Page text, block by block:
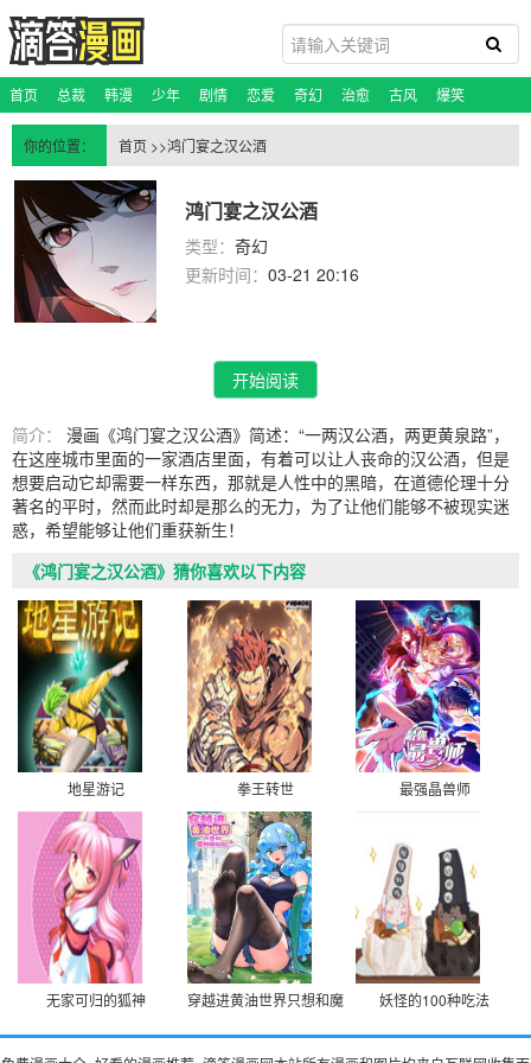
首页 总裁 韩漫 少年 剧情 恋爱 奇幻 治愈 古风
爆笑
恐怖悬疑
科幻 玄幻 校园 百合 脑洞 蔷薇
你的位置： 首页 >>鸿门宴之汉公酒
鸿门宴之汉公酒
类型： 奇幻
更新时间： 03-21 20:16
开始阅读
简介：
漫画《鸿门宴之汉公酒》简述：“一两汉公酒，两更黄泉路”，
在这座城市里面的一家酒店里面，有着可以让人丧命的汉公酒，但是
想要启动它却需要一样东西，那就是人性中的黑暗，在道德伦理十分
著名的平时，然而此时却是那么的无力，为了让他们能够不被现实迷
惑，希望能够让他们重获新生！
《鸿门宴之汉公酒》猜你喜欢以下内容
地星游记 拳王转世 最强晶兽师
无家可归的狐神 穿越进黄油世界只想和魔物娘贴贴妖怪的100种吃法